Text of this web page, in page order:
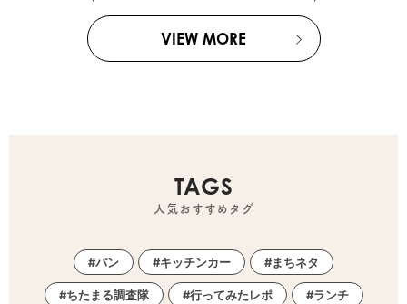
VIEW MORE
TAGS
人気おすすめタグ
パン キッチンカー まちネタ
ちたまる調査隊 行ってみたレポ ランチ